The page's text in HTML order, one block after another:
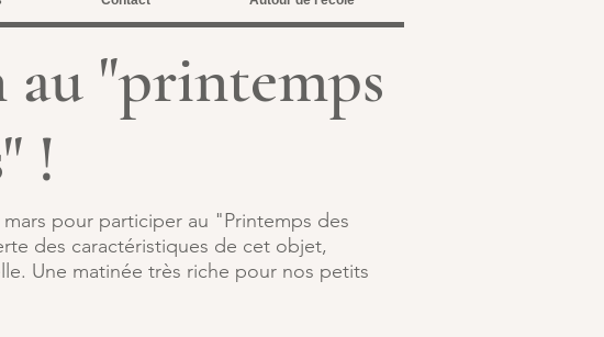
au "printemps
!
pour participer au "Printemps des
des caractéristiques de cet objet,
Une matinée très riche pour nos petits